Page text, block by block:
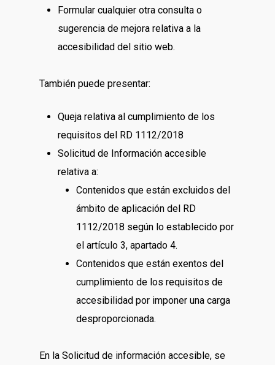
Formular cualquier otra consulta o
sugerencia de mejora relativa a la
accesibilidad del sitio web.
También puede presentar:
Queja relativa al cumplimiento de los
requisitos del RD 1112/2018
Solicitud de Información accesible
relativa a:
Contenidos que están excluidos del
ámbito de aplicación del RD
1112/2018 según lo establecido por
el artículo 3, apartado 4.
Contenidos que están exentos del
cumplimiento de los requisitos de
accesibilidad por imponer una carga
desproporcionada.
En la Solicitud de información accesible, se